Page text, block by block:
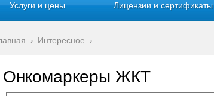
Услуги и цены Лицензии и сертификаты
› Интересное ›
Онкомаркеры ЖКТ